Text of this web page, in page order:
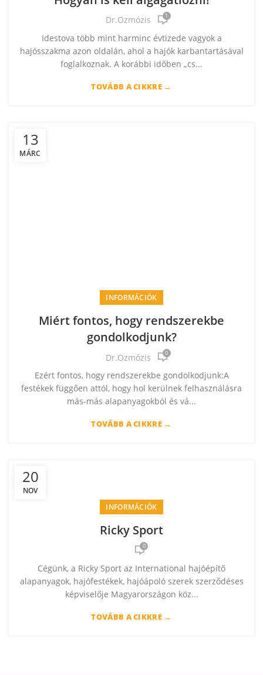
Dr.Ozmózis 1
Idestova több mint harminc évtizede vagyok a
hajósszakma azon oldalán, ahol a hajók karbantartásával
foglalkoznak. A korábbi időben „cs...
TOVÁBB A CIKKRE →
13
MÁRC
INFORMÁCIÓK
Miért fontos, hogy rendszerekbe
gondolkodjunk?
Dr.Ozmózis 0
Ezért fontos, hogy rendszerekbe gondolkodjunk:A
festékek függően attól, hogy hol kerülnek felhasználásra
más-más alapanyagokból és vá...
TOVÁBB A CIKKRE →
20
NOV
INFORMÁCIÓK
Ricky Sport
0
Cégünk, a Ricky Sport az International hajóépítő
alapanyagok, hajófestékek, hajóápoló szerek szerződéses
képviselője Magyarországon köz...
TOVÁBB A CIKKRE →